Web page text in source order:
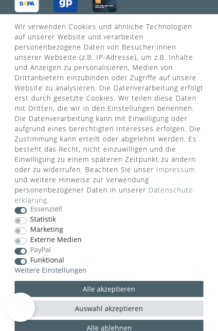
VERSANDART
WUSSTEN SIE SCHON?
Das Käufersiegel des Händlerbunds garantiert Ihnen
100%.-ige Zahlungssicherheit, größtmöglichen
Datenschutz und Geld-zurück-Garantie bei Nicht-
oder Falschlieferung.
Wir verwenden Cookies und ähnliche Technologien
auf unserer Website und verarbeiten
personenbezogene Daten von Besucher:innen
unserer Webseite (z.B. IP-Adresse), um z.B. Inhalte
und Anzeigen zu personalisieren, Medien von
Drittanbietern einzubinden oder Zugriffe auf unsere
Website zu analysieren. Die Datenverarbeitung erfolgt
erst durch gesetzte Cookies. Wir teilen diese Daten
mit Dritten, die wir in den Einstellungen benennen.
Die Datenverarbeitung kann mit Einwilligung oder
aufgrund eines berechtigten Interesses erfolgen. Die
Zustimmung kann erteilt oder abgelehnt werden. Es
besteht das Recht, nicht einzuwilligen und die
Einwilligung zu einem späteren Zeitpunkt zu ändern
oder zu widerrufen. Beachten Sie unser Impressum
und weitere Hinweise zur Verwendung
personenbezogener Daten in unserer Daten­schutz­
erklärung.
Essenziell
Statistik
Marketing
Externe Medien
PayPal
Funktional
Weitere Einstellungen
Alle akzeptieren
Alle ablehnen
Auswahl akzeptieren